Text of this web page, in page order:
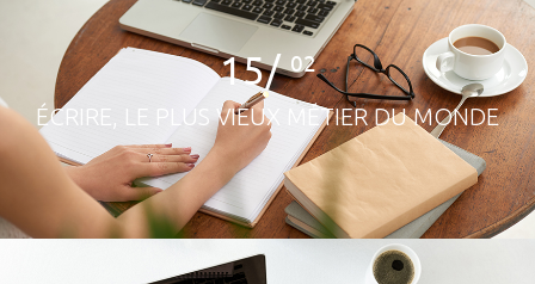
15/02
ÉCRIRE, LE PLUS VIEUX MÉTIER DU MONDE